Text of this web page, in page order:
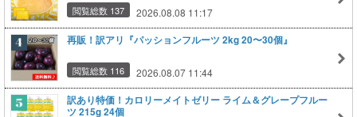
閲覧総数 137 2026.08.08 11:17
再販！訳アリ『パッションフルーツ 2kg 20〜30個』
閲覧総数 116 2026.08.07 11:44
訳あり特価！カロリーメイトゼリー ライム＆グレープフルー
ツ 215g 24個